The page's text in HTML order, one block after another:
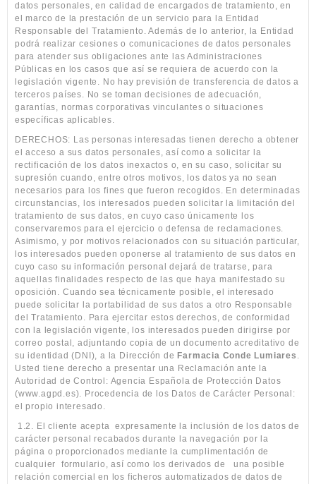
datos personales, en calidad de encargados de tratamiento, en
el marco de la prestación de un servicio para la Entidad
Responsable del Tratamiento. Además de lo anterior, la Entidad
podrá realizar cesiones o comunicaciones de datos personales
para atender sus obligaciones ante las Administraciones
Públicas en los casos que así se requiera de acuerdo con la
legislación vigente. No hay previsión de transferencia de datos a
terceros países. No se toman decisiones de adecuación,
garantías, normas corporativas vinculantes o situaciones
específicas aplicables.
DERECHOS: Las personas interesadas tienen derecho a obtener
el acceso a sus datos personales, así como a solicitar la
rectificación de los datos inexactos o, en su caso, solicitar su
supresión cuando, entre otros motivos, los datos ya no sean
necesarios para los fines que fueron recogidos. En determinadas
circunstancias, los interesados pueden solicitar la limitación del
tratamiento de sus datos, en cuyo caso únicamente los
conservaremos para el ejercicio o defensa de reclamaciones.
Asimismo, y por motivos relacionados con su situación particular,
los interesados pueden oponerse al tratamiento de sus datos en
cuyo caso su información personal dejará de tratarse, para
aquellas finalidades respecto de las que haya manifestado su
oposición. Cuando sea técnicamente posible, el interesado
puede solicitar la portabilidad de sus datos a otro Responsable
del Tratamiento. Para ejercitar estos derechos, de conformidad
con la legislación vigente, los interesados pueden dirigirse por
correo postal, adjuntando copia de un documento acreditativo de
su identidad (DNI), a la Dirección de Farmacia Conde Lumiares .
Usted tiene derecho a presentar una Reclamación ante la
Autoridad de Control: Agencia Española de Protección Datos
(www.agpd.es). Procedencia de los Datos de Carácter Personal:
el propio interesado.
1.2. El cliente acepta expresamente la inclusión de los datos de
carácter personal recabados durante la navegación por la
página o proporcionados mediante la cumplimentación de
cualquier
formulario, así como los derivados de
una posible
relación comercial en los ficheros automatizados de datos de